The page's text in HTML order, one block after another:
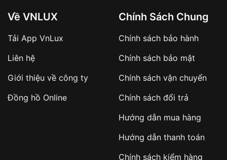
Lợi ích không thể bỏ qua của đồng hồ năng lượng mặt
Về VNLUX
Tải App VnLux
Liên hệ
Giới thiệu về công ty
Đồng hồ Online
Chính Sách Chung
Chính sách bảo hành
Chính sách bảo mật
Chính sách vận chuyển
Chính sách đổi trả
Hướng dẫn mua hàng
Hướng dẫn thanh toán
Chính sách kiểm hàng